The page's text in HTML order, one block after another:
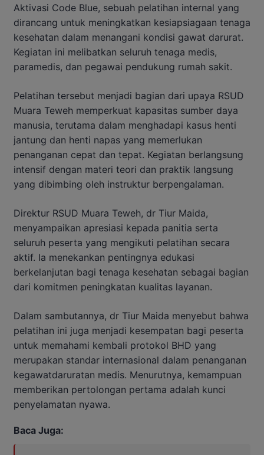
Aktivasi Code Blue, sebuah pelatihan internal yang
dirancang untuk meningkatkan kesiapsiagaan tenaga
kesehatan dalam menangani kondisi gawat darurat.
Kegiatan ini melibatkan seluruh tenaga medis,
paramedis, dan pegawai pendukung rumah sakit.
Pelatihan tersebut menjadi bagian dari upaya RSUD
Muara Teweh memperkuat kapasitas sumber daya
manusia, terutama dalam menghadapi kasus henti
jantung dan henti napas yang memerlukan
penanganan cepat dan tepat. Kegiatan berlangsung
intensif dengan materi teori dan praktik langsung
yang dibimbing oleh instruktur berpengalaman.
Direktur RSUD Muara Teweh, dr Tiur Maida,
menyampaikan apresiasi kepada panitia serta
seluruh peserta yang mengikuti pelatihan secara
aktif. Ia menekankan pentingnya edukasi
berkelanjutan bagi tenaga kesehatan sebagai bagian
dari komitmen peningkatan kualitas layanan.
Dalam sambutannya, dr Tiur Maida menyebut bahwa
pelatihan ini juga menjadi kesempatan bagi peserta
untuk memahami kembali protokol BHD yang
merupakan standar internasional dalam penanganan
kegawatdaruratan medis. Menurutnya, kemampuan
memberikan pertolongan pertama adalah kunci
penyelamatan nyawa.
Baca Juga: